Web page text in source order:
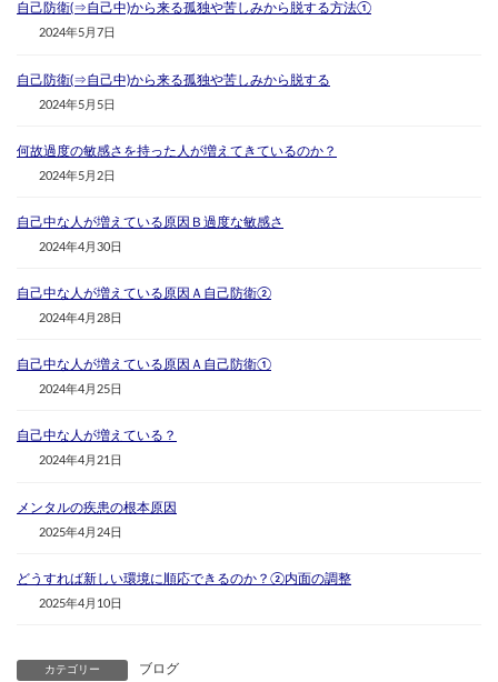
自己防衛(⇒自己中)から来る孤独や苦しみから脱する方法①
2024年5月7日
自己防衛(⇒自己中)から来る孤独や苦しみから脱する
2024年5月5日
何故過度の敏感さを持った人が増えてきているのか？
2024年5月2日
自己中な人が増えている原因Ｂ過度な敏感さ
2024年4月30日
自己中な人が増えている原因Ａ自己防衛②
2024年4月28日
自己中な人が増えている原因Ａ自己防衛①
2024年4月25日
自己中な人が増えている？
2024年4月21日
メンタルの疾患の根本原因
2025年4月24日
どうすれば新しい環境に順応できるのか？②内面の調整
2025年4月10日
カテゴリー ブログ